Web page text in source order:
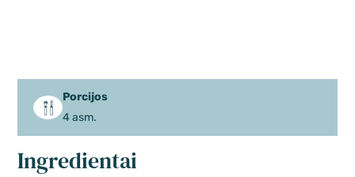
Porcijos
4 asm.
Ingredientai